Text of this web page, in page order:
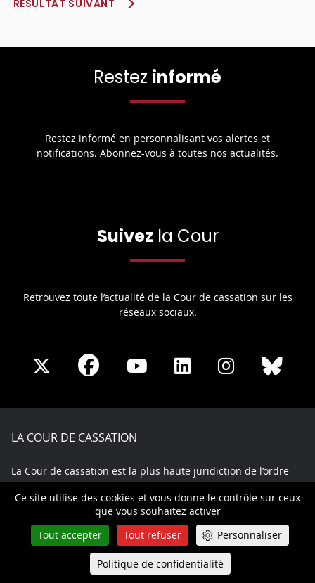
Ce site utilise des cookies et vous donne le contrôle sur ceux
que vous souhaitez activer
Tout accepter
Tout refuser Personnaliser
Politique de confidentialité
RÉSULTAT SUIVANT
Restez informé
Restez informé en personnalisant vos alertes et
notifications. Abonnez-vous à toutes nos actualités.
Suivez la Cour
Retrouvez toute l’actualité de la Cour de cassation sur les
réseaux sociaux.
Share
X
Share
Facebook
Share
Youtube
Share
LinkedIn
Share
Instagram
LA COUR DE CASSATION
La Cour de cassation est la plus haute juridiction de l’ordre
judiciaire français. Siégeant dans l’enceinte du Palais de
justice de l'Île de la Cité, cette institution remplit une mission
essentielle: unifier et contrôler l'interprétation des lois.
La Haute Juridiction garantit ainsi à chacun une égalité de
traitement devant les juges.
Queue-Fair